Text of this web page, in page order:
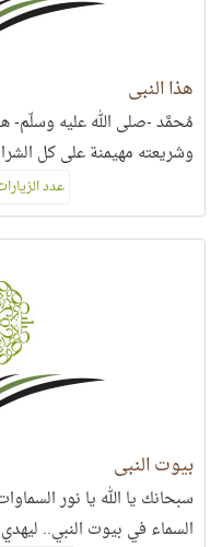
هذا النبي
مُحمَّد -صلى الله عليه وسلّم-
وشريعته مهيمنة على كل
عدد
بيوت النبي
سبحانك يا الله يا نور
السماء في بيوت النبي..